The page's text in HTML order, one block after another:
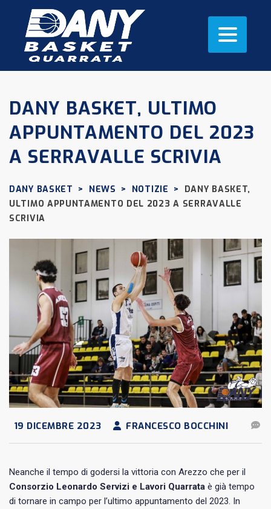
DANY BASKET, ULTIMO
APPUNTAMENTO DEL 2023
A SERRAVALLE SCRIVIA
DANY BASKET > NEWS > NOTIZIE >
DANY BASKET,
ULTIMO APPUNTAMENTO DEL 2023 A SERRAVALLE
SCRIVIA
19 DICEMBRE 2023 FRANCESCO BOCCHINI
Neanche il tempo di godersi la vittoria con Arezzo che per il
Consorzio Leonardo Servizi e Lavori Quarrata è già tempo
di tornare in campo per l’ultimo appuntamento del 2023. In